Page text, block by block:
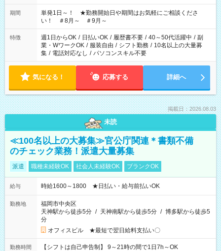
ださい！
期間
単発1日～！ ★勤務開始日や期間はお気軽にご相談くださ
い！ ＃8月～ ＃9月～
特徴 週1日からOK / 日払いOK / 履歴書不要 / 40～50代活躍中 / 副
業・WワークOK / 服装自由 / シフト勤務 / 10名以上の大量募
集 / 電話対応なし / パソコンスキル不要
気になる！ 応募する 詳細へ
掲載日：2026.08.03
未読
≪100名以上の大募集≫官公庁関連＊書類不備
のチェック業務！派遣大量募集
派遣 職種未経験OK 社会人未経験OK ブランクOK
給与 時給1600～1800 ★日払い・給与前払いOK
勤務地
福岡市中央区
天神駅から徒歩5分 / 天神南駅から徒歩5分 / 博多駅から徒歩5
分
オフィスビル ★最短で翌日給料支払い〇
勤務時間 【シフトは自己申告制】 9～21時の間で1日7h～OK